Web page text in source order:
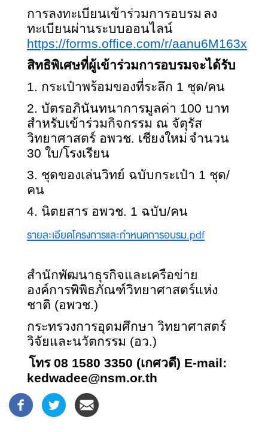
การลงทะเบียนเข้าร่วมการอบรม ลง
ทะเบียนผ่านระบบออนไลน์
https://forms.office.com/r/aanu6M163x
สิทธิพิเศษที่ผู้เข้าร่วมการอบรมจะได้รับ
1. กระเป๋าพร้อมของที่ระลึก 1 ชุด/คน
2. บัตรอภินันทนาการมูลค่า 100 บาท
สำหรับเข้าร่วมกิจกรรม ณ จัตุรัส
วิทยาศาสตร์ อพวช. เชียงใหม่ จำนวน
30 ใบ/โรงเรียน
3. ชุดของเล่นวิทย์ ฉบับกระเป๋า 1 ชุด/
คน
4. นิตยสาร อพวช. 1 ฉบับ/คน
Document
รายละเอียดโครงการและกำหนดการอบรม.pdf
สำนักพัฒนาธุรกิจและเครือข่าย
องค์การพิพิธภัณฑ์วิทยาศาสตร์แห่ง
ชาติ (อพวช.)
กระทรวงการอุดมศึกษา วิทยาศาสตร์
วิจัยและนวัตกรรม (อว.)
โทร 08 1580 3350 (เกศวดี) E-mail:
kedwadee@nsm.or.th